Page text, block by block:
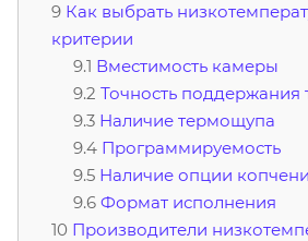
Как выбрать
критерии
Вместимость камеры
Точность поддержания
Наличие термощупа
Программируемость
Наличие опции
Формат исполнения
Производители